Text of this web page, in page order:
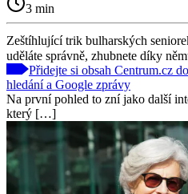
3 min
Zeštíhlující trik bulharských
uděláte správně, zhubnete díky
Přidejte si obsah Centrum.cz
hledání a Google zprávy
Na první pohled to zní jako další
který […]